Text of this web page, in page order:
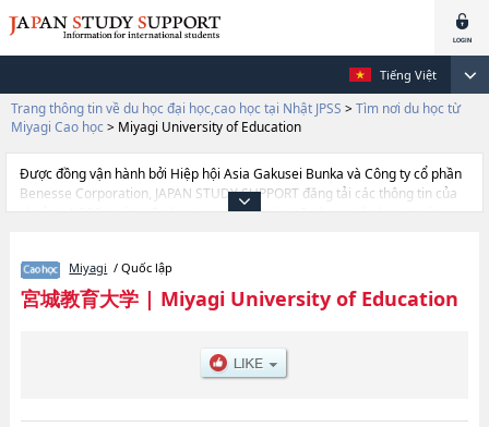
Tiếng Việt
Trang thông tin về du học đại học,cao học tại Nhật JPSS > Tìm nơi du học từ
Miyagi Cao học > Miyagi University of Education
Được đồng vận hành bởi Hiệp hội Asia Gakusei Bunka và Công ty cổ phần
Benesse Corporation, JAPAN STUDY SUPPORT đăng tải các thông tin của
khoảng 1.300 trường đại học, cao học, trường đại học ngắn hạn, trường
thông tin cần thiết dành cho du học sinh, như là về các , thông tin về từng
khoa nghiên cứu, thông tin liên quan đến thi tuyển như số lượng tuyển
sinh, số lượng trúng tuyển, cở sở trang thiết bị, hướng dẫn địa điểm v.v...
Miyagi / Quốc lập
宮城教育大学| Miyagi University of Education